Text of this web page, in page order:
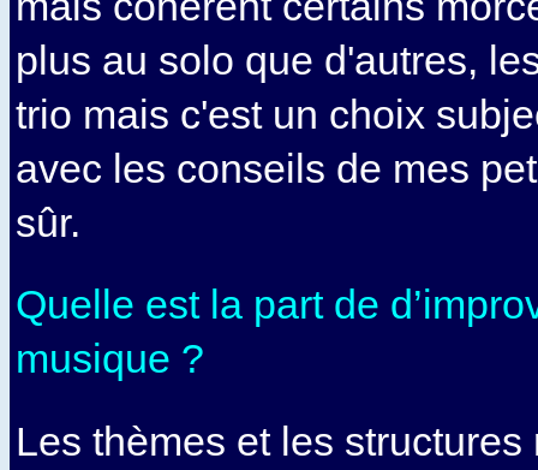
plus au solo que d'autres,
trio mais c'est un choix
avec les conseils de mes
sûr.
Quelle est la part de
musique ?
Les thèmes et les